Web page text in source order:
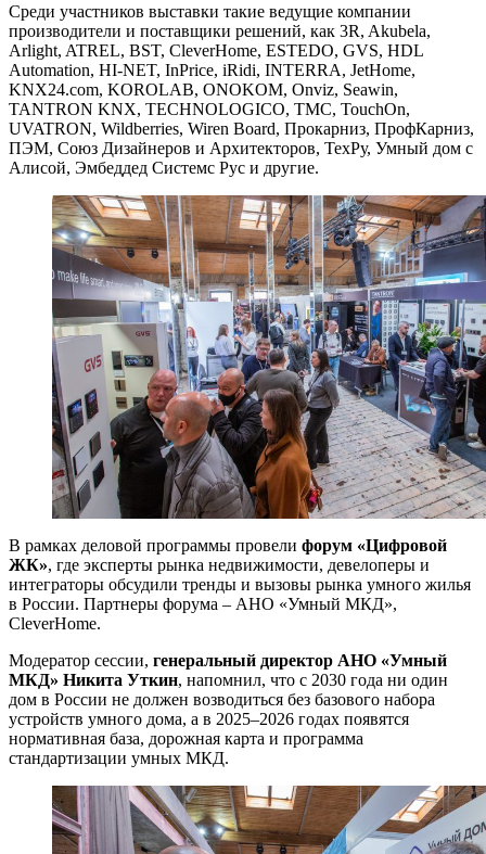
Среди участников выставки такие ведущие компании
производители и поставщики решений, как 3R, Akubela,
Arlight, ATREL, BST, CleverHome, ESTEDO, GVS, HDL
Automation, HI-NET, InPrice, iRidi, INTERRA, JetHome,
KNX24.com, KOROLAB, ONOKOM, Onviz, Seawin,
TANTRON KNX, TECHNOLOGICO, TMC, TouchOn,
UVATRON, Wildberries, Wiren Board, Прокарниз, ПрофКарниз,
ПЭМ, Союз Дизайнеров и Архитекторов, ТехРу, Умный дом с
Алисой, Эмбеддед Системс Рус и другие.
В рамках деловой программы провели форум «Цифровой
ЖК», где эксперты рынка недвижимости, девелоперы и
интеграторы обсудили тренды и вызовы рынка умного жилья
в России. Партнеры форума – АНО «Умный МКД»,
CleverHome.
Модератор сессии, генеральный директор АНО «Умный
МКД» Никита Уткин, напомнил, что с 2030 года ни один
дом в России не должен возводиться без базового набора
устройств умного дома, а в 2025–2026 годах появятся
нормативная база, дорожная карта и программа
стандартизации умных МКД.